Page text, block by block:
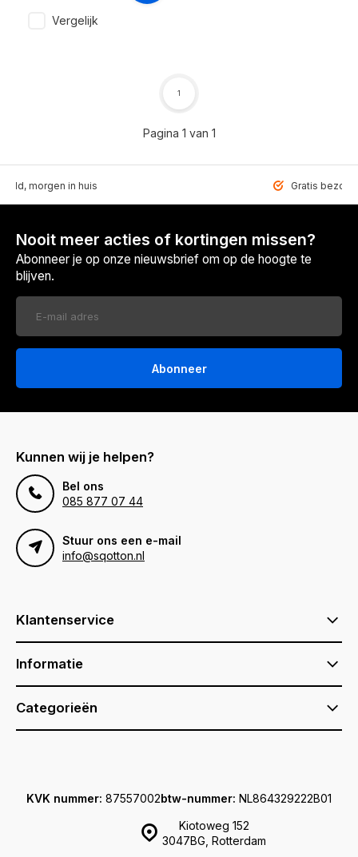
Vergelijk
Pagina 1 van 1
1
morgen in huis Gratis
Nooit meer acties of kortingen missen?
Abonneer je op onze nieuwsbrief om op de hoogte te
blijven.
Abonneer
Kunnen wij je helpen?
Bel ons
085 877 07 44
Stuur ons een e-mail
info@sqotton.nl
Klantenservice
Informatie
Categorieën
Kiotoweg 152
3047BG, Rotterdam
KVK nummer: 87557002btw-nummer: NL864329222B01